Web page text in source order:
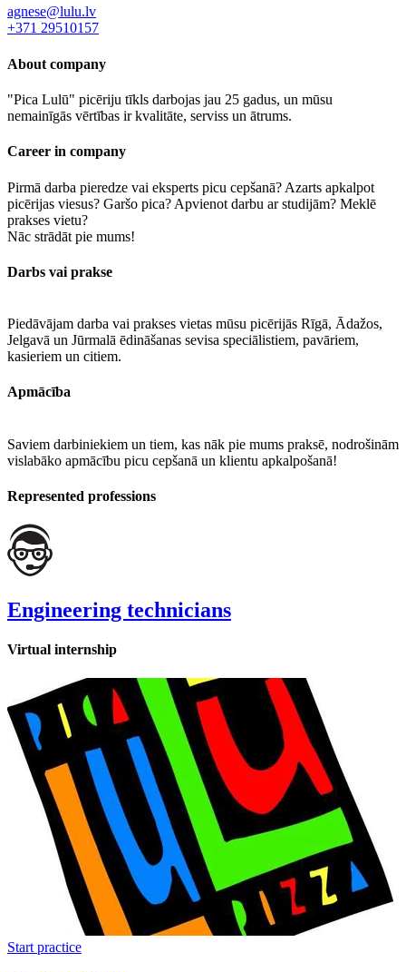
agnese@lulu.lv
+371 29510157
About company
"Pica Lulū" picēriju tīkls darbojas jau 25 gadus, un mūsu
nemainīgās vērtības ir kvalitāte, serviss un ātrums.
Career in company
Pirmā darba pieredze vai eksperts picu cepšanā? Azarts apkalpot
picērijas viesus? Garšo pica? Apvienot darbu ar studijām? Meklē
prakses vietu?
Nāc strādāt pie mums!
Darbs vai prakse
Piedāvājam darba vai prakses vietas mūsu picērijās Rīgā, Ādažos,
Jelgavā un Jūrmalā ēdināšanas sevisa speciālistiem, pavāriem,
kasieriem un citiem.
Apmācība
Saviem darbiniekiem un tiem, kas nāk pie mums praksē, nodrošinām
vislabāko apmācību picu cepšanā un klientu apkalpošanā!
Represented professions
Engineering technicians
Virtual internship
Start practice